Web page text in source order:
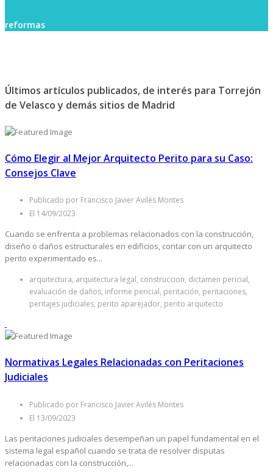
reformas
Últimos artículos publicados, de interés para Torrejón
de Velasco y demás sitios de Madrid
Cómo Elegir al Mejor Arquitecto Perito para su Caso:
Consejos Clave
Publicado por Francisco Javier Avilés Montes
El 14/09/2023
Cuando se enfrenta a problemas relacionados con la construcción,
diseño o daños estructurales en edificios, contar con un arquitecto
perito experimentado es...
arquitectura, arquitectura legal, construccion, dictamen pericial,
evaluación de daños, informe pericial, peritación, peritaciones,
peritajes judiciales, perito aparejador, perito arquitecto
Normativas Legales Relacionadas con Peritaciones
Judiciales
Publicado por Francisco Javier Avilés Montes
El 13/09/2023
Las peritaciones judiciales desempeñan un papel fundamental en el
sistema legal español cuando se trata de resolver disputas
relacionadas con la construcción,...